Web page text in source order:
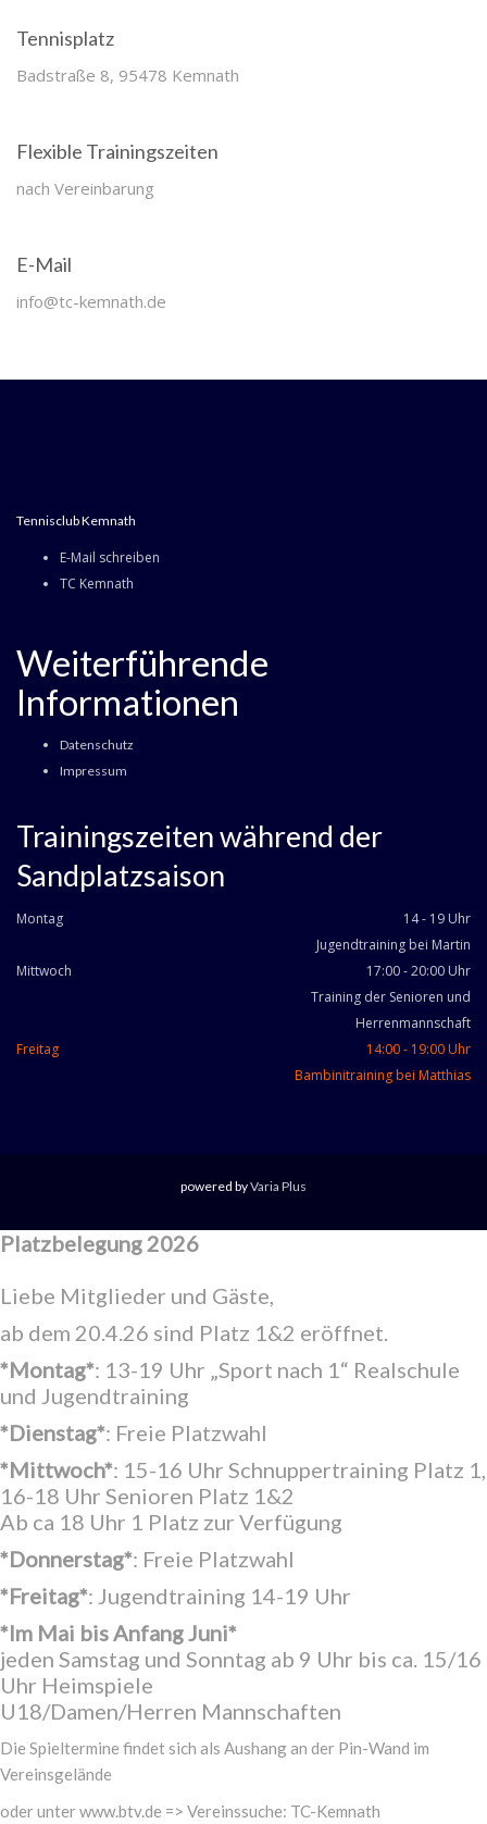
Tennisplatz
Badstraße 8, 95478 Kemnath
Flexible Trainingszeiten
nach Vereinbarung
E-Mail
info@tc-kemnath.de
Tennisclub Kemnath
E-Mail schreiben
TC Kemnath
Weiterführende
Informationen
Datenschutz
Impressum
Trainingszeiten während der
Sandplatzsaison
Montag
14 - 19 Uhr
Jugendtraining bei Martin
Mittwoch
17:00 - 20:00 Uhr
Training der Senioren und
Herrenmannschaft
Freitag
14:00 - 19:00 Uhr
Bambinitraining bei Matthias
powered byVaria Plus
Platzbelegung 2026
Liebe Mitglieder und Gäste,
ab dem 20.4.26 sind Platz 1&2 eröffnet.
*Montag*: 13-19 Uhr „Sport nach 1“ Realschule
und Jugendtraining
*Dienstag*: Freie Platzwahl
*Mittwoch*: 15-16 Uhr Schnuppertraining Platz 1,
16-18 Uhr Senioren Platz 1&2
Ab ca 18 Uhr 1 Platz zur Verfügung
*Donnerstag*: Freie Platzwahl
*Freitag*: Jugendtraining 14-19 Uhr
*Im Mai bis Anfang Juni*
jeden Samstag und Sonntag ab 9 Uhr bis ca. 15/16
Uhr Heimspiele
U18/Damen/Herren Mannschaften
Die Spieltermine findet sich als Aushang an der Pin-Wand im
Vereinsgelände
oder unter www.btv.de => Vereinssuche: TC-Kemnath